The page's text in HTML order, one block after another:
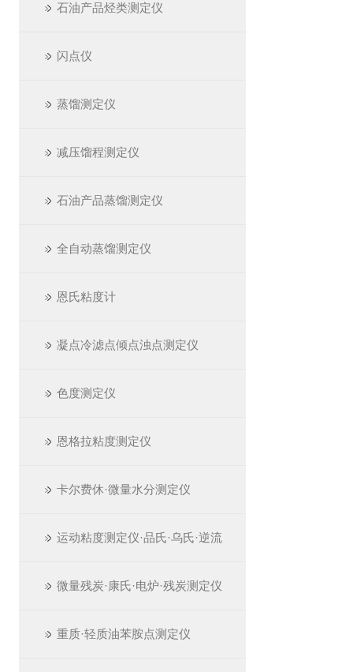
石油产品烃类测定仪
闪点仪
蒸馏测定仪
减压馏程测定仪
石油产品蒸馏测定仪
全自动蒸馏测定仪
恩氏粘度计
凝点冷滤点倾点浊点测定仪
色度测定仪
恩格拉粘度测定仪
卡尔费休·微量水分测定仪
运动粘度测定仪·品氏·乌氏·逆流
微量残炭·康氏·电炉·残炭测定仪
重质·轻质油苯胺点测定仪